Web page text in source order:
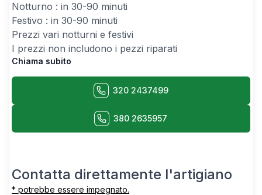
Notturno : in 30-90 minuti
Festivo : in 30-90 minuti
Prezzi vari notturni e festivi
I prezzi non includono i pezzi riparati
Chiama subito
320 2437499
380 2635957
Contatta direttamente l'artigiano
* potrebbe essere impegnato.